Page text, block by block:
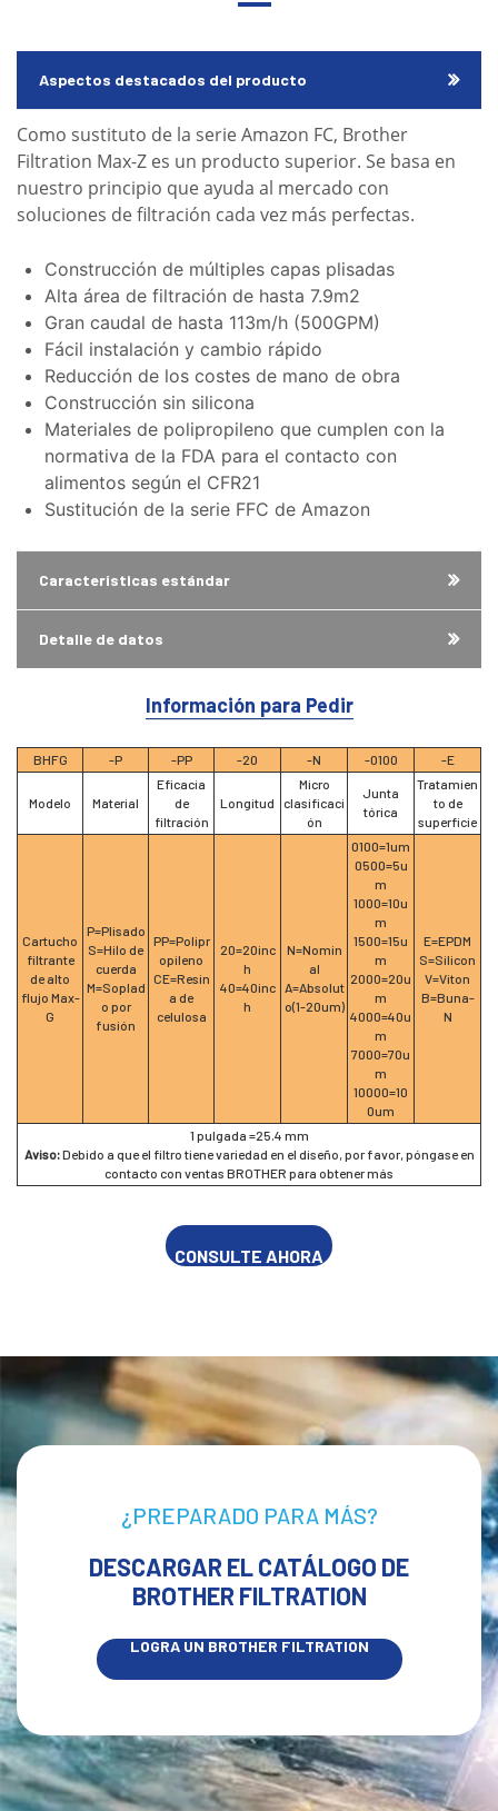
Aspectos destacados del producto
Como sustituto de la serie Amazon FC, Brother
Filtration Max-Z es un producto superior. Se basa en
nuestro principio que ayuda al mercado con
soluciones de filtración cada vez más perfectas.
Construcción de múltiples capas plisadas
Alta área de filtración de hasta 7.9m2
Gran caudal de hasta 113m/h (500GPM)
Fácil instalación y cambio rápido
Reducción de los costes de mano de obra
Construcción sin silicona
Materiales de polipropileno que cumplen con la
normativa de la FDA para el contacto con
alimentos según el CFR21
Sustitución de la serie FFC de Amazon
Características estándar
Detalle de datos
Información para Pedir
BHFG -P -PP -20 -N -0100 -E
Modelo Material
Eficacia
de
filtración
Longitud
Micro
clasificaci
ón
Junta
tórica
Tratamien
to de
superficie
Cartucho
filtrante
de alto
flujo Max-
G
P=Plisado
S=Hilo de
cuerda
M=Soplad
o por
fusión
PP=Polipr
opileno
CE=Resin
a de
celulosa
20=20inc
h
40=40inc
h
N=Nomin
al
A=Absolut
o(1-20um)
0100=1um
0500=5u
m
1000=10u
m
1500=15u
m
2000=20u
m
4000=40u
m
7000=70u
m
10000=10
0um
E=EPDM
S=Silicon
V=Viton
B=Buna-
N
1 pulgada =25.4 mm
Aviso:Debido a que el filtro tiene variedad en el diseño, por favor, póngase en
contacto con ventas BROTHER para obtener más
CONSULTE AHORA
¿PREPARADO PARA MÁS?
DESCARGAR EL CATÁLOGO DE
BROTHER FILTRATION
LOGRA UN BROTHER FILTRATION